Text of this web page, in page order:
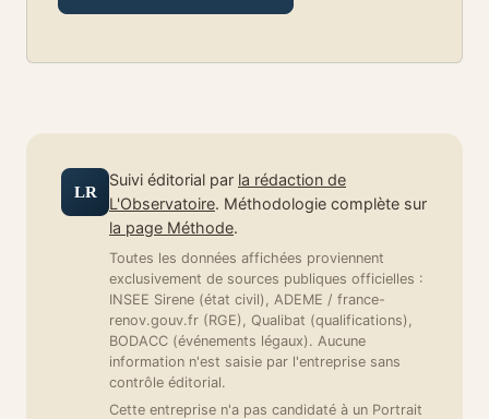
LR
Suivi éditorial par la rédaction de
L'Observatoire. Méthodologie complète sur
la page Méthode.
Toutes les données affichées proviennent
exclusivement de sources publiques officielles :
INSEE Sirene (état civil), ADEME / france-
renov.gouv.fr (RGE), Qualibat (qualifications),
BODACC (événements légaux). Aucune
information n'est saisie par l'entreprise sans
contrôle éditorial.
Cette entreprise n'a pas candidaté à un Portrait